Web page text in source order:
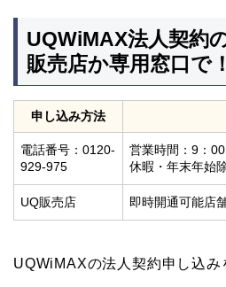
UQWiMAX法人契約
販売店か専用窓口で！
申し込み方法
電話番号：0120-
929-975
営業時間：9：
休暇・年末年始
UQ販売店 即時開通可能店
UQWiMAXの法人契約申し込み